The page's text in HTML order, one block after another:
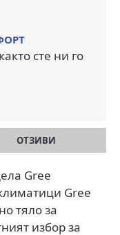
сте ни го
ОТЗИВИ
Gree
Gree
тяло за
избор за